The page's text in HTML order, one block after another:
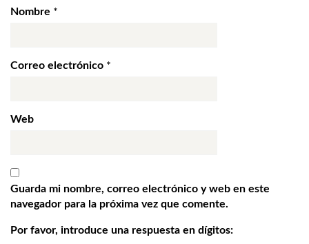
Nombre *
Correo electrónico *
Web
Guarda mi nombre, correo electrónico y web en este
navegador para la próxima vez que comente.
Por favor, introduce una respuesta en dígitos: